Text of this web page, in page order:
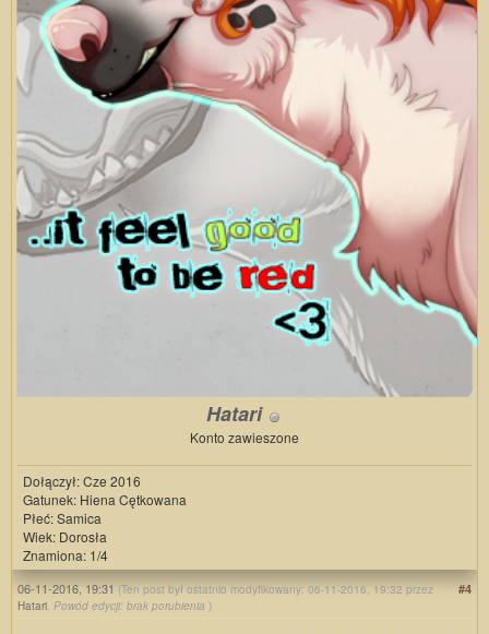
Hatari
Konto zawieszone
Dołączył: Cze 2016
Gatunek: Hiena Cętkowana
Płeć: Samica
Wiek: Dorosła
Znamiona: 1/4
#4
06-11-2016, 19:31 (Ten post był ostatnio modyfikowany: 06-11-2016, 19:32 przez
Hatari Powód edycji: brak porubienia )